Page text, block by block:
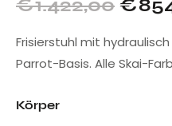
€1.422,00 €
Frisierstuhl mit
Parrot-Basis. Alle Skai-
Körper